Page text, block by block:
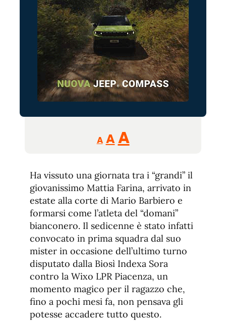
A
Reducir
tamaño
A Restablecer
de
fuente
AAumentar
de
fuente.
Ha vissuto una giornata tra i “grandi” il
giovanissimo Mattia Farina, arrivato in
estate alla corte di Mario Barbiero e
formarsi come l’atleta del “domani”
bianconero. Il sedicenne è stato infatti
convocato in prima squadra dal suo
mister in occasione dell’ultimo turno
disputato dalla Biosì Indexa Sora
contro la Wixo LPR Piacenza, un
momento magico per il ragazzo che,
fino a pochi mesi fa, non pensava gli
potesse accadere tutto questo.